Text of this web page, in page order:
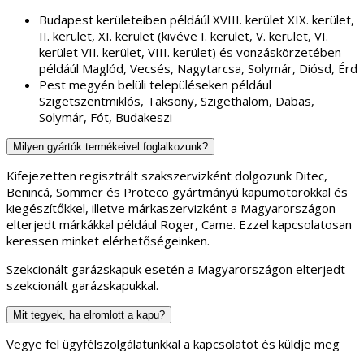
Budapest kerületeiben példáúl XVIII. kerület XIX. kerület,
II. kerület, XI. kerület (kivéve I. kerület, V. kerület, VI.
kerület VII. kerület, VIII. kerület) és vonzáskörzetében
példáúl Maglód, Vecsés, Nagytarcsa, Solymár, Diósd, Érd
Pest megyén belüli településeken például
Szigetszentmiklós, Taksony, Szigethalom, Dabas,
Solymár, Fót, Budakeszi
Milyen gyártók termékeivel foglalkozunk?
Kifejezetten regisztrált szakszervizként dolgozunk Ditec,
Benincá, Sommer és Proteco gyártmányú kapumotorokkal és
kiegészítőkkel, illetve márkaszervizként a Magyarországon
elterjedt márkákkal például Roger, Came. Ezzel kapcsolatosan
keressen minket elérhetőségeinken.
Szekcionált garázskapuk esetén a Magyarországon elterjedt
szekcionált garázskapukkal.
Mit tegyek, ha elromlott a kapu?
Vegye fel ügyfélszolgálatunkkal a kapcsolatot és küldje meg